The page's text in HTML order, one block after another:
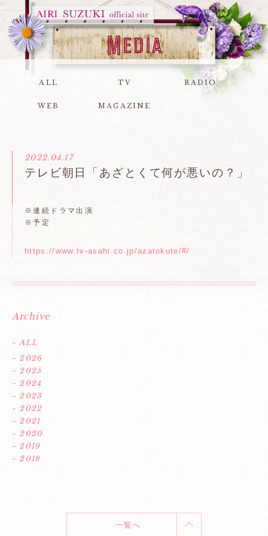
ALL TV RADIO
WEB MAGAZINE
2022.04.17
テレビ朝日「あざとくて何が悪いの？」
※連続ドラマ出演
※予定
https://www.tv-asahi.co.jp/azatokute/#/
Archive
- ALL
- 2026
- 2025
- 2024
- 2023
- 2022
- 2021
- 2020
- 2019
- 2018
一覧へ